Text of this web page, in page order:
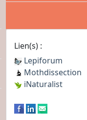
Lien(s) :
Lepiforum
Mothdissection
iNaturalist